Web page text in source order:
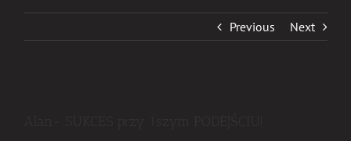
Previous Next